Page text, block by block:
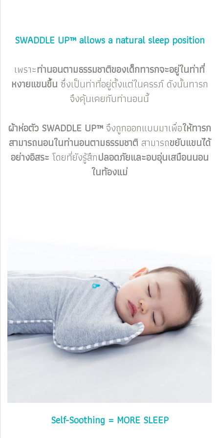
SWADDLE UP™ allows a natural sleep position
เพราะท่านอนตามธรรมชาติของเด็กทารกจะอยู่ในท่าที่
หงายแขนขึ้น ซึ่งเป็นท่าที่อยู่ตั้งแต่ในครรภ์ ดังนั้นทารก
จึงคุ้นเคยกับท่านอนนี้
ผ้าห่อตัว SWADDLE UP™จึงถูกออกแบบมาเพื่อให้ทารก
สามารถนอนในท่านอนตามธรรมชาติ สามารถขยับแขนได้
อย่างอิสระ โดยที่ยังรู้สึกปลอดภัยและอบอุ่นเสมือนนอน
ในท้องแม่
Self-Soothing = MORE SLEEP